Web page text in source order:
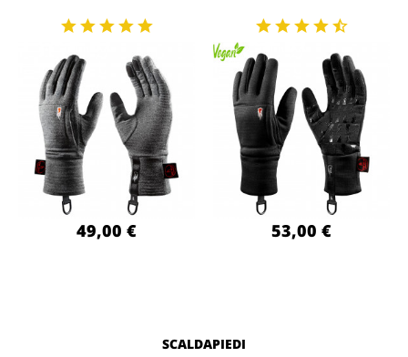
49,00 € 53,00 €
SCALDAPIEDI